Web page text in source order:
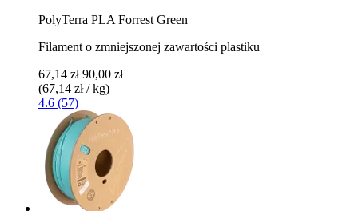
PolyTerra PLA Forrest Green
Filament o zmniejszonej zawartości plastiku
67,14 zł 90,00 zł
(67,14 zł / kg)
4.6 (57)